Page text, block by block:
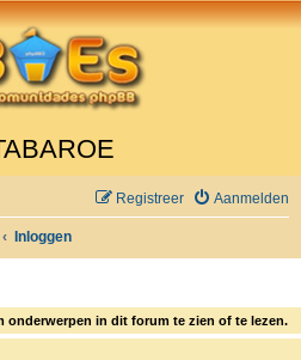
Aanmelden
Registreer
Inloggen
onderwerpen in dit forum te zien of te lezen.